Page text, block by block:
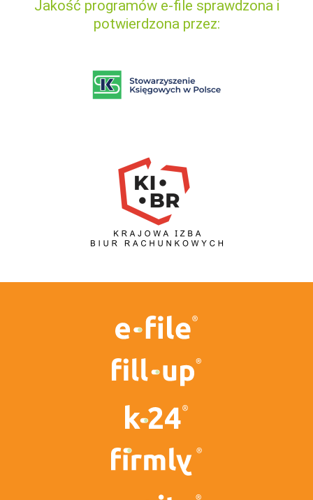
Jakość programów e-file sprawdzona i
potwierdzona przez: